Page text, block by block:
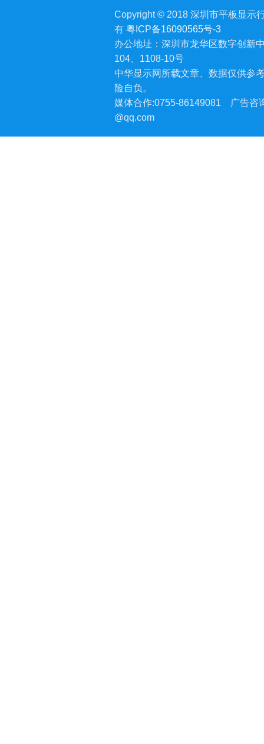
Copyright © 2018 深圳市平板显示
有 粤ICP备16090565号-3
办公地址：深圳市龙华区数字创新
104、1108-10号
中华显示网所载文章、数据仅供参
险自负。
媒体合作:0755-86149081
广告咨
@qq.com